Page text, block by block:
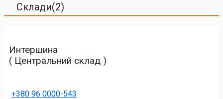
Склади(2)
Интершина
( Центральний склад )
+380 96 0000-543